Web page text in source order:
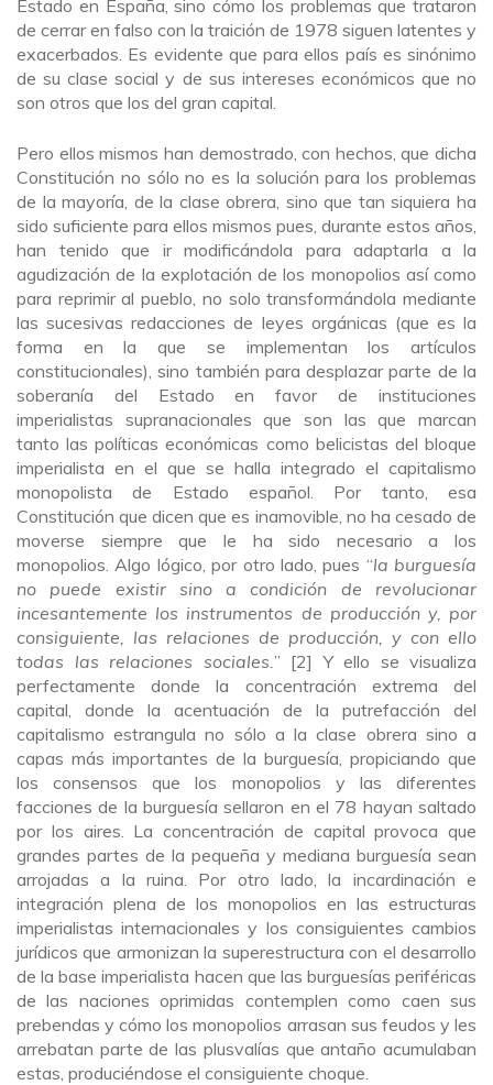
Estado en España, sino cómo los problemas que trataron
de cerrar en falso con la traición de 1978 siguen latentes y
exacerbados. Es evidente que para ellos país es sinónimo
de su clase social y de sus intereses económicos que no
son otros que los del gran capital.
Pero ellos mismos han demostrado, con hechos, que dicha
Constitución no sólo no es la solución para los problemas
de la mayoría, de la clase obrera, sino que tan siquiera ha
sido suficiente para ellos mismos pues, durante estos años,
han tenido que ir modificándola para adaptarla a la
agudización de la explotación de los monopolios así como
para reprimir al pueblo, no solo transformándola mediante
las sucesivas redacciones de leyes orgánicas (que es la
forma en la que se implementan los artículos
constitucionales), sino también para desplazar parte de la
soberanía del Estado en favor de instituciones
imperialistas supranacionales que son las que marcan
tanto las políticas económicas como belicistas del bloque
imperialista en el que se halla integrado el capitalismo
monopolista de Estado español. Por tanto, esa
Constitución que dicen que es inamovible, no ha cesado de
moverse siempre que le ha sido necesario a los
monopolios. Algo lógico, por otro lado, pues “la burguesía
no puede existir sino a condición de revolucionar
incesantemente los instrumentos de producción y, por
consiguiente, las relaciones de producción, y con ello
todas las relaciones sociales. ” [2] Y ello se visualiza
perfectamente donde la concentración extrema del
capital, donde la acentuación de la putrefacción del
capitalismo estrangula no sólo a la clase obrera sino a
capas más importantes de la burguesía, propiciando que
los consensos que los monopolios y las diferentes
facciones de la burguesía sellaron en el 78 hayan saltado
por los aires. La concentración de capital provoca que
grandes partes de la pequeña y mediana burguesía sean
arrojadas a la ruina. Por otro lado, la incardinación e
integración plena de los monopolios en las estructuras
imperialistas internacionales y los consiguientes cambios
jurídicos que armonizan la superestructura con el desarrollo
de la base imperialista hacen que las burguesías periféricas
de las naciones oprimidas contemplen como caen sus
prebendas y cómo los monopolios arrasan sus feudos y les
arrebatan parte de las plusvalías que antaño acumulaban
estas, produciéndose el consiguiente choque.